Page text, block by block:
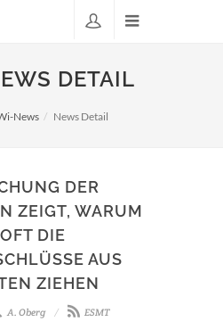
DETAIL
News News Detail
DER
ZEIGT, WARUM
DIE
AUS
ZIEHEN
A. Oberg ESMT